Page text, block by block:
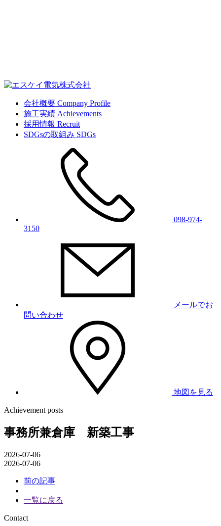
会社概要 Company Profile
施工実績 Achievements
採用情報 Recruit
SDGsの取組み SDGs
098-974-
3150
メールでお
問い合わせ
地図を見る
Achievement posts
事務所兼倉庫 新築工事
2026-07-06
2026-07-06
ビ
前の記事
一覧に戻る
Contact